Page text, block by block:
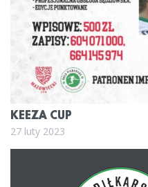
KEEZA CUP
27 luty 2023